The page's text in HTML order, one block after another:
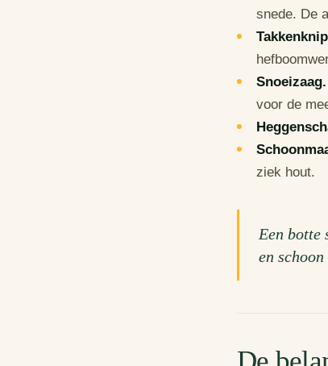
snede. De
Snoeizaag.
voor de
ziek hout.
Een botte
en